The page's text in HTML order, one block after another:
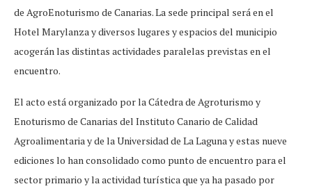
de AgroEnoturismo de Canarias. La sede principal será en el
Hotel Marylanza y diversos lugares y espacios del municipio
acogerán las distintas actividades paralelas previstas en el
encuentro.
El acto está organizado por la Cátedra de Agroturismo y
Enoturismo de Canarias del Instituto Canario de Calidad
Agroalimentaria y de la Universidad de La Laguna y estas nueve
ediciones lo han consolidado como punto de encuentro para el
sector primario y la actividad turística que ya ha pasado por